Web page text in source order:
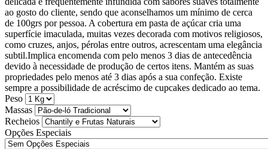
ao gosto do cliente, sendo que aconselhamos um mínimo de cerca
de 100grs por pessoa. A cobertura em pasta de açúcar cria uma
superfície imaculada, muitas vezes decorada com motivos religiosos,
como cruzes, anjos, pérolas entre outros, acrescentam uma elegância
subtil.Implica encomenda com pelo menos 3 dias de antecedência
devido à necessidade de produção de certos itens. Mantém as suas
propriedades pelo menos até 3 dias após a sua confeção. Existe
sempre a possibilidade de acréscimo de cupcakes dedicado ao tema.
Peso
Massas
Recheios
Opções Especiais